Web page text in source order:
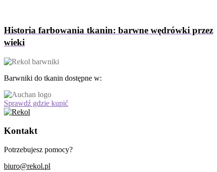
Historia farbowania tkanin: barwne wędrówki przez
wieki
Barwniki do tkanin dostępne w:
Sprawdź gdzie kupić
Kontakt
Potrzebujesz pomocy?
biuro@rekol.pl